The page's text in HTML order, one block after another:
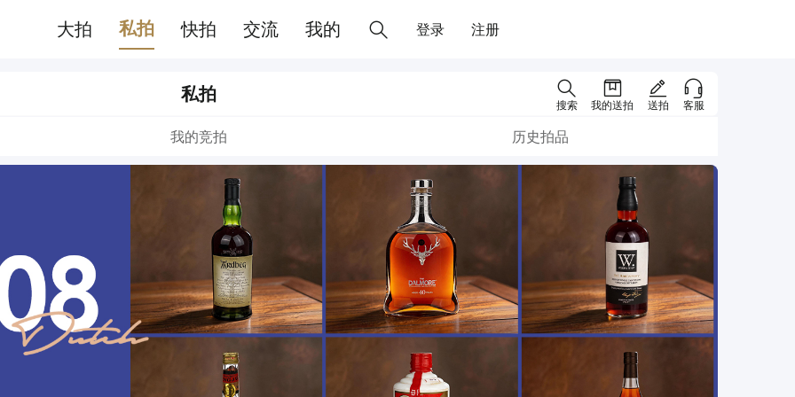
大拍 私拍 快拍 交流 我的 登录 注册
私拍 搜索 我的送拍 送拍 客服
我的竞拍 历史拍品